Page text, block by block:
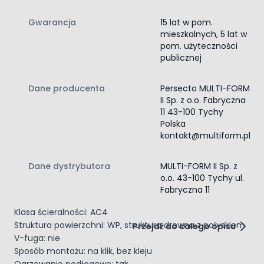
ogrzewaniu podłogowym, co zwiększa funkcjonalność
produktu i pozwala dopasować go do współczesnych
rozwiązań stosowanych w domach i mieszkaniach.
Produkt nie jest wodoodporny, dlatego najlepiej sprawdza
Dane techniczne i zastosowanie
Kolor: dąb, drewnopodobny, ciemny
Grubość: 8 mm
Klasa ścieralności: AC4
Struktura powierzchni: WP, struktura drewna z połyskiem
V-fuga: nie
Sposób montażu: na klik, bez kleju
Gwarancja
15 lat w pom.
mieszkalnych, 5 lat w
pom. użyteczności
publicznej
Dane producenta
Persecto MULTI-FORM
II Sp. z o.o. Fabryczna
11 43-100 Tychy
Polska
kontakt@multiform.pl
Dane dystrybutora
MULTI-FORM II Sp. z
o.o. 43-100 Tychy ul.
Fabryczna 11
Przejdź do całego opisu